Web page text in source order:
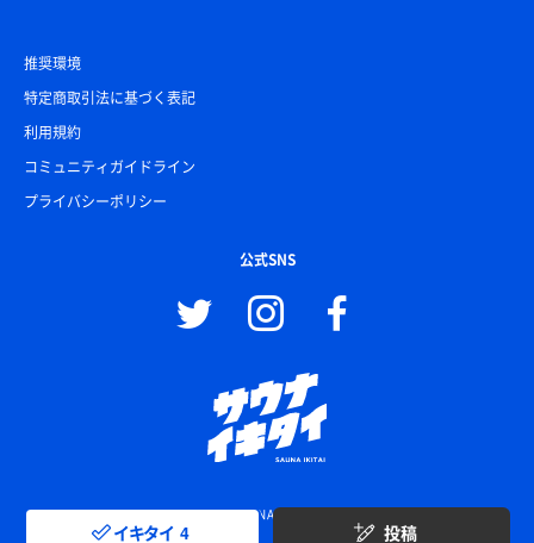
イキタイ 4 投稿
推奨環境
特定商取引法に基づく表記
利用規約
コミュニティガイドライン
プライバシーポリシー
公式SNS
© SAUNA IKITAI